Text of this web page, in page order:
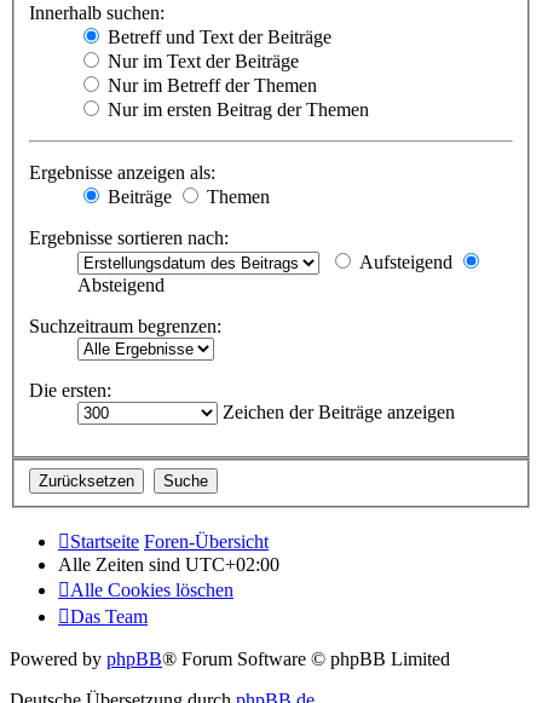
Innerhalb suchen:
Betreff und Text der Beiträge
Nur im Text der Beiträge
Nur im Betreff der Themen
Nur im ersten Beitrag der Themen
Ergebnisse anzeigen als:
Beiträge
Themen
Ergebnisse sortieren nach:
Aufsteigend
Absteigend
Suchzeitraum begrenzen:
Die ersten:
Zeichen der Beiträge anzeigen
Startseite Foren-Übersicht
Alle Zeiten sind UTC+02:00
Alle Cookies löschen
Das Team
Powered by phpBB® Forum Software © phpBB Limited